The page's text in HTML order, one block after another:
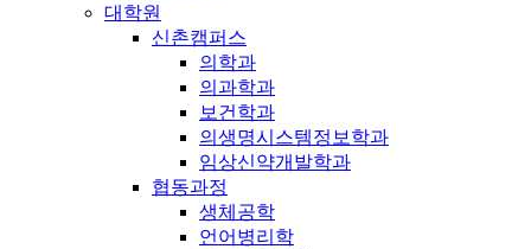
대학원
신촌캠퍼스
의학과
의과학과
보건학과
의생명시스템정보학과
임상신약개발학과
협동과정
생체공학
언어병리학